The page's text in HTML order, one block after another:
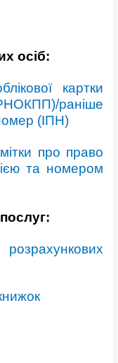
осіб:
картки
раніше
(ІПН)
про право
та номером